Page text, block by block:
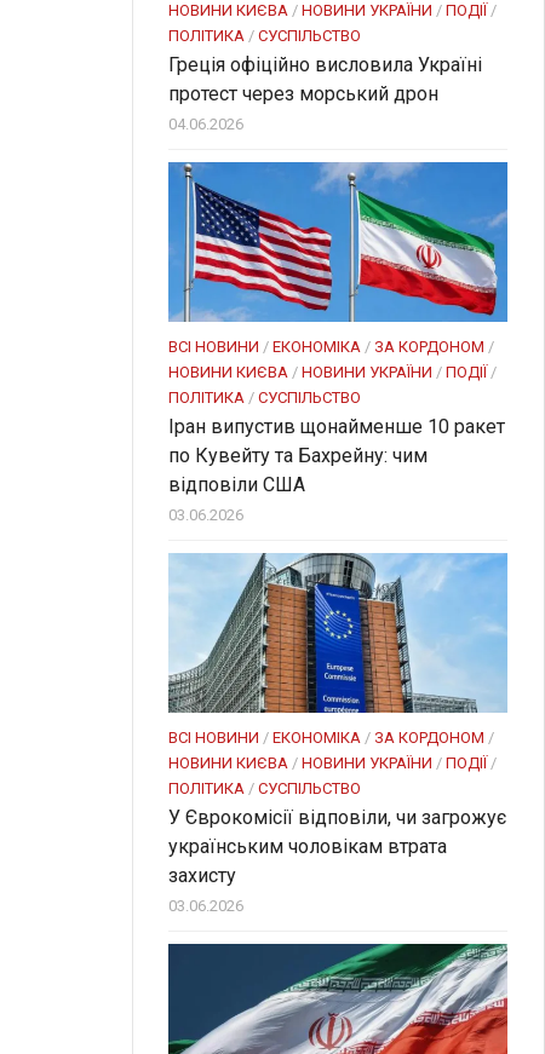
НОВИНИ КИЄВА / НОВИНИ УКРАЇНИ / ПОДІЇ /
ПОЛІТИКА / СУСПІЛЬСТВО
Греція офіційно висловила Україні
протест через морський дрон
04.06.2026
ВСІ НОВИНИ / ЕКОНОМІКА / ЗА КОРДОНОМ /
НОВИНИ КИЄВА / НОВИНИ УКРАЇНИ / ПОДІЇ /
ПОЛІТИКА / СУСПІЛЬСТВО
Іран випустив щонайменше 10 ракет
по Кувейту та Бахрейну: чим
відповіли США
03.06.2026
ВСІ НОВИНИ / ЕКОНОМІКА / ЗА КОРДОНОМ /
НОВИНИ КИЄВА / НОВИНИ УКРАЇНИ / ПОДІЇ /
ПОЛІТИКА / СУСПІЛЬСТВО
У Єврокомісії відповіли, чи загрожує
українським чоловікам втрата
захисту
03.06.2026